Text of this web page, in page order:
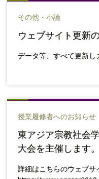
その他・小論
ウェブサイト更新
データ等、すべて更新し
授業履修者へのお知らせ
東アジア宗教社会
大会を主催します。
詳細はこちらのウェブサ